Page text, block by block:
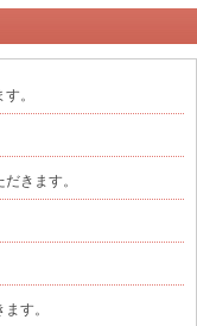
。
きます。
す。